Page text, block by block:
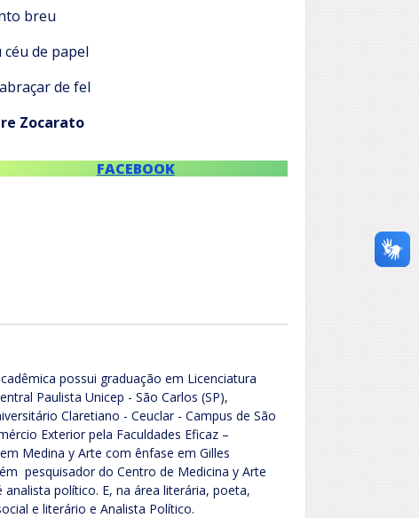
breu
céu de papel
de fel
Zocarato
FACEBOOK
possui graduação em Licenciatura
Paulista Unicep - São Carlos (SP),
Claretiano - Ceuclar - Campus de São
Exterior pela Faculdades Eficaz –
Medina y Arte com ênfase em Gilles
pesquisador do Centro de Medicina y Arte
político. E, na área literária, poeta,
e literário e Analista Político.